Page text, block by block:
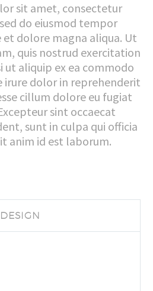
sit amet, consectetur
do eiusmod tempor
dolore magna aliqua. Ut
quis nostrud exercitation
ut aliquip ex ea commodo
irure dolor in reprehenderit
cillum dolore eu fugiat
sint occaecat
sunt in culpa qui officia
anim id est laborum.
DESIGN